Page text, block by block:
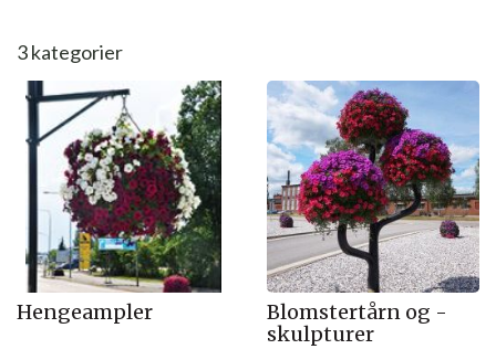
3kategorier
Hengeampler
Blomstertårn og -
skulpturer